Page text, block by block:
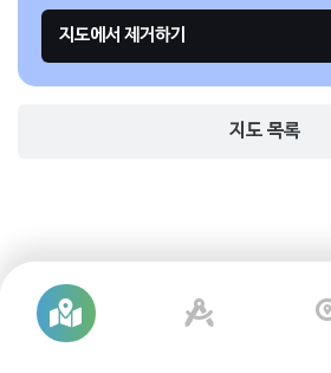
지도 목록